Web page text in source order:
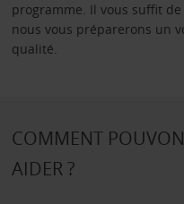
programme. Il vous suffit
nous vous préparerons un
qualité.
COMMENT
AIDER ?